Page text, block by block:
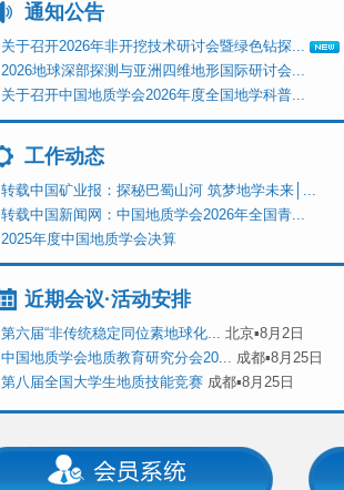
通知公告
关于召开2026年非开挖技术研讨会暨绿色钻探...
2026地球深部探测与亚洲四维地形国际研讨会...
关于召开中国地质学会2026年度全国地学科普...
工作动态
转载中国矿业报：探秘巴蜀山河 筑梦地学未来│...
转载中国新闻网：中国地质学会2026年全国青...
2025年度中国地质学会决算
近期会议·活动安排
第六届“非传统稳定同位素地球化... 北京▪8月2日
中国地质学会地质教育研究分会20... 成都▪8月25日
第八届全国大学生地质技能竞赛 成都▪8月25日